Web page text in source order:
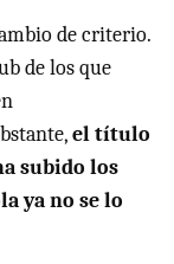
de criterio.
de los que
el título
subido los
ya no se lo